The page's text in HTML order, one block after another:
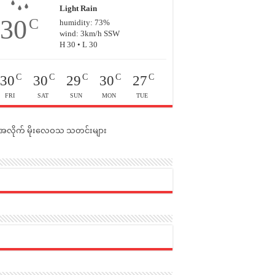
30C
Light Rain
humidity: 73%
wind: 3km/h SSW
H 30 • L 30
30 C
FRI
30 C
SAT
29 C
SUN
30 C
MON
27 C
TUE
လိုက် မိုးလေဝသ သတင်းများ